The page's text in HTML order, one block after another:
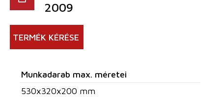
2009
TERMÉK KÉRÉSE
Munkadarab max. méretei
530x320x200 mm